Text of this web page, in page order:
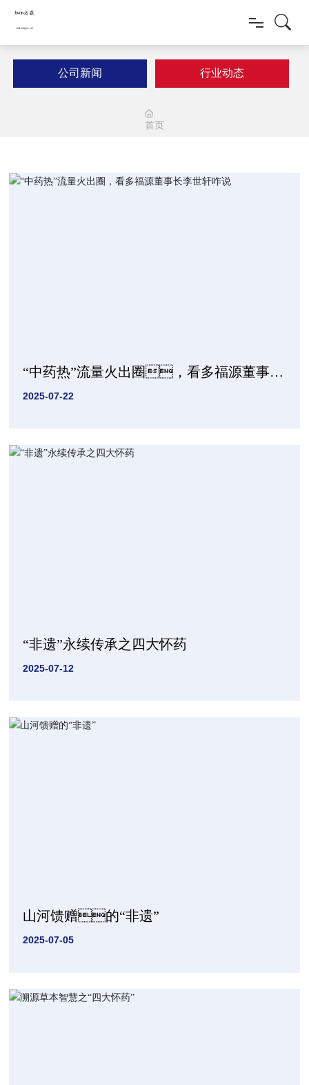
首页
健康产品
公司新闻 行业动态
首页
“中药热”流量火出圈，看多福源董事长
李世轩咋说
2025-07-22
“非遗”永续传承之四大怀药
2025-07-12
山河馈赠的“非遗”
2025-07-05